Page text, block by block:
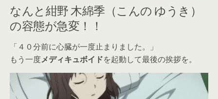
なんと紺野 木綿季（こんの ゆうき）
の容態が急変！！
「４０分前に心臓が一度止まりました。」
もう一度メディキュボイドを起動して最後の挨拶を。